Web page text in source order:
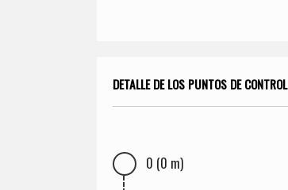
DETALLE DE LOS PUNTOS DE CONTROL
0 (0 m)